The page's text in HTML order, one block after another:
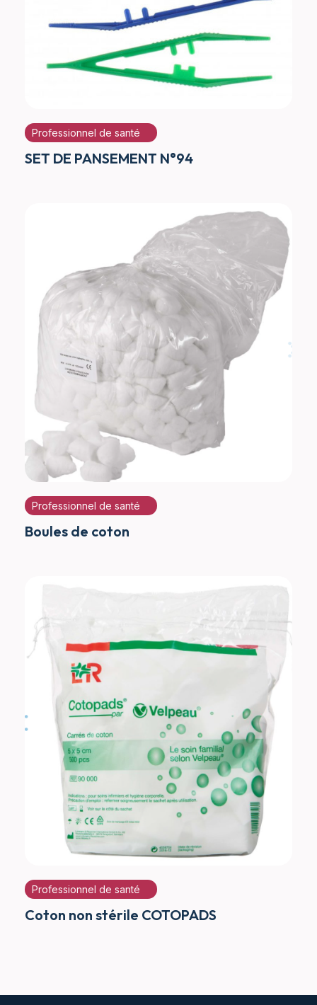
Professionnel de santé
SET DE PANSEMENT N°94
Professionnel de santé
Boules de coton
Professionnel de santé
Coton non stérile COTOPADS